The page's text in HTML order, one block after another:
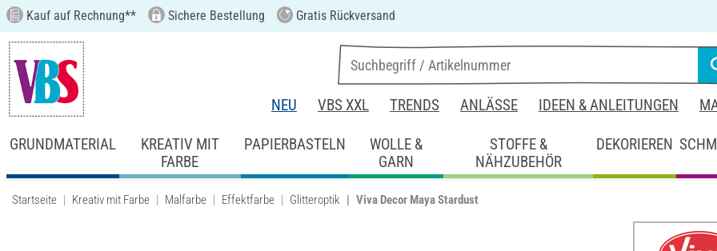
Kauf auf Rechnung** Sichere Bestellung Gratis Rückversand
NEU VBS XXL TRENDS ANLÄSSE IDEEN & ANLEITUNGEN
GRUNDMATERIAL
KREATIV MIT
FARBE
PAPIERBASTELN
WOLLE &
GARN
STOFFE &
NÄHZUBEHÖR
DEKORIEREN
Startseite Kreativ mit Farbe Malfarbe Effektfarbe Glitteroptik Viva Decor Maya Stardust